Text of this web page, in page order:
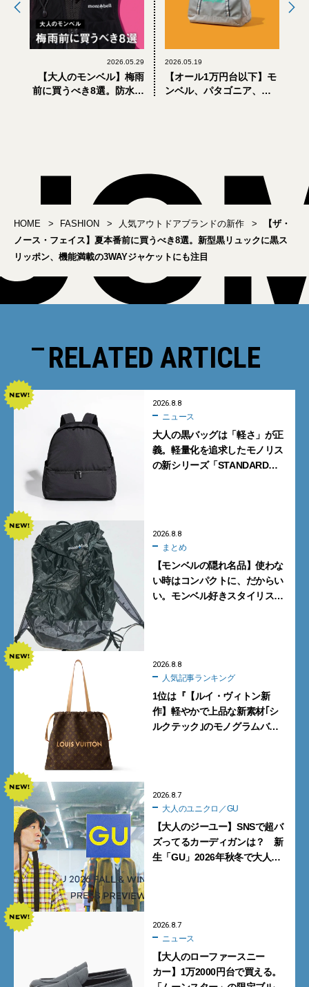
2026.05.29
【大人のモンベル】梅雨
前に買うべき8選。防水、
2026.05.19
【オール1万円台以下】モ
ンベル、パタゴニア、
HOME FASHION 人気アウトドアブランドの新作
【ザ・
ノース・フェイス】夏本番前に買うべき8選。新型黒リュックに黒ス
リッポン、機能満載の3WAYジャケットにも注目
RELATED ARTICLE
2026.8.8
ニュース
大人の黒バッグは「軽さ」が正
義。軽量化を追求したモノリス
の新シリーズ「STANDARD
2026.8.8
まとめ
【モンベルの隠れ名品】使わな
い時はコンパクトに、だからい
い。モンベル好きスタイリスト
2026.8.8
人気記事ランキング
1位は『【ルイ・ヴィトン新
作】軽やかで上品な新素材｢シ
ルクテック｣のモノグラムバッ
2026.8.7
大人のユニクロ／GU
【大人のジーユー】SNSで超バ
ズってるカーディガンは？ 新
生「GU」2026年秋冬で大人メ
2026.8.7
ニュース
【大人のローファースニー
カー】1万2000円台で買える。